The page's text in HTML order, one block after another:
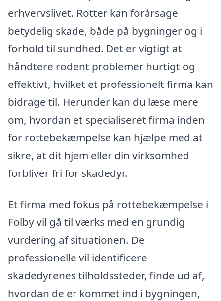
erhvervslivet. Rotter kan forårsage
betydelig skade, både på bygninger og i
forhold til sundhed. Det er vigtigt at
håndtere rodent problemer hurtigt og
effektivt, hvilket et professionelt firma kan
bidrage til. Herunder kan du læse mere
om, hvordan et specialiseret firma inden
for rottebekæmpelse kan hjælpe med at
sikre, at dit hjem eller din virksomhed
forbliver fri for skadedyr.
Et firma med fokus på rottebekæmpelse i
Folby vil gå til værks med en grundig
vurdering af situationen. De
professionelle vil identificere
skadedyrenes tilholdssteder, finde ud af,
hvordan de er kommet ind i bygningen,